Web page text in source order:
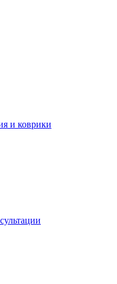
и коврики